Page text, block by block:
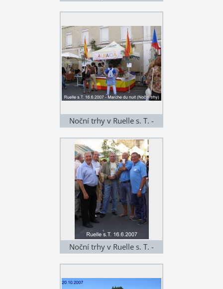
Noční trhy v Ruelle s. T. -
Noční trhy v Ruelle s. T. -